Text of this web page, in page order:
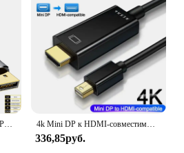
4k Mini DP к HDMI-совместимый кабель-адаптер для MacBook Pro Air Mini DisplayPort от Thunderbolt к HDMI-совместимый кабель преобразователя
336,85руб.